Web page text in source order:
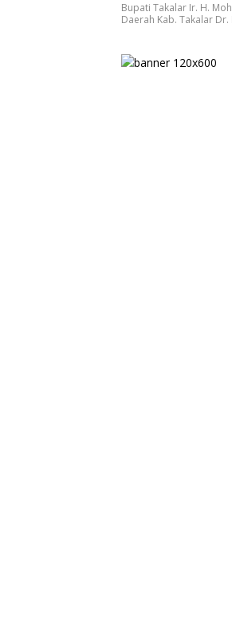
Bupati Takalar Ir. H.
Daerah Kab. Takalar Dr.